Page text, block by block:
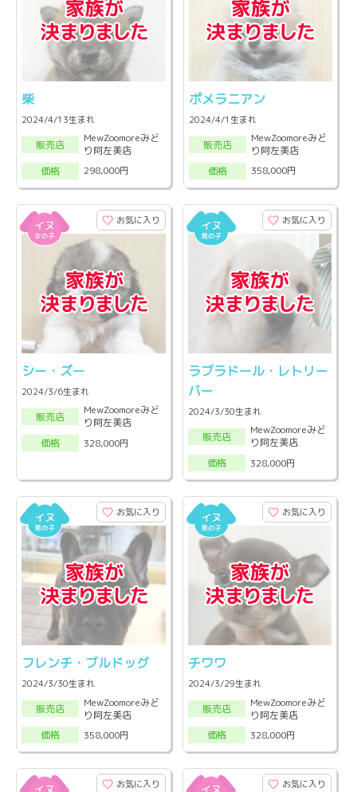
柴
2024/4/13生まれ
販売店
MewZoomoreみど
り阿左美店
価格
298,000円
ポメラニアン
2024/4/1生まれ
販売店
MewZoomoreみど
り阿左美店
価格
358,000円
お気に入り
シー・ズー
2024/3/6生まれ
販売店
MewZoomoreみど
り阿左美店
価格
328,000円
お気に入り
ラブラドール・レトリー
バー
2024/3/30生まれ
販売店
MewZoomoreみど
り阿左美店
価格
328,000円
お気に入り
フレンチ・ブルドッグ
2024/3/30生まれ
販売店
MewZoomoreみど
り阿左美店
価格
358,000円
お気に入り
チワワ
2024/3/29生まれ
販売店
MewZoomoreみど
り阿左美店
価格
328,000円
お気に入り お気に入り